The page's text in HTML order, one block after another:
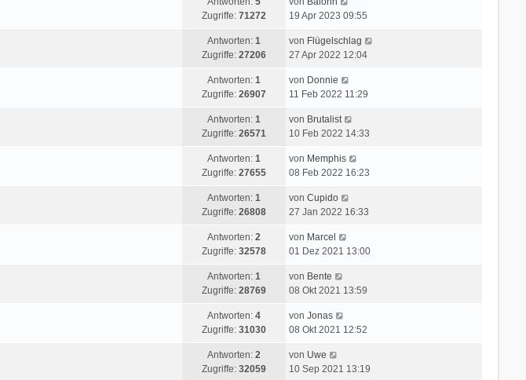
Zugriffe: 71272
19 Apr 2023 09:55
Antworten: 1
Zugriffe: 27206
von Flügelschlag
27 Apr 2022 12:04
Antworten: 1
Zugriffe: 26907
von Donnie
11 Feb 2022 11:29
Antworten: 1
Zugriffe: 26571
von Brutalist
10 Feb 2022 14:33
Antworten: 1
Zugriffe: 27655
von Memphis
08 Feb 2022 16:23
Antworten: 1
Zugriffe: 26808
von Cupido
27 Jan 2022 16:33
Antworten: 2
Zugriffe: 32578
von Marcel
01 Dez 2021 13:00
Antworten: 1
Zugriffe: 28769
von Bente
08 Okt 2021 13:59
Antworten: 4
Zugriffe: 31030
von Jonas
08 Okt 2021 12:52
Antworten: 2
Zugriffe: 32059
von Uwe
10 Sep 2021 13:19